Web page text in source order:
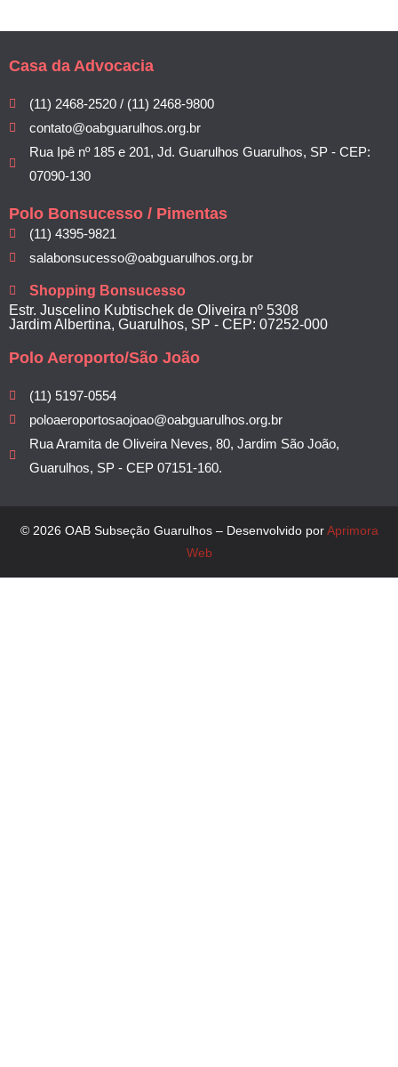
Casa da Advocacia
(11) 2468-2520 / (11) 2468-9800
contato@oabguarulhos.org.br
Rua Ipê nº 185 e 201, Jd. Guarulhos Guarulhos, SP - CEP:
07090-130
Polo Bonsucesso / Pimentas
(11) 4395-9821
salabonsucesso@oabguarulhos.org.br
Shopping Bonsucesso
Estr. Juscelino Kubtischek de Oliveira nº 5308
Jardim Albertina, Guarulhos, SP - CEP: 07252-000
Polo Aeroporto/São João
(11) 5197-0554
poloaeroportosaojoao@oabguarulhos.org.br
Rua Aramita de Oliveira Neves, 80, Jardim São João,
Guarulhos, SP - CEP 07151-160.
© 2026 OAB Subseção Guarulhos – Desenvolvido porAprimora
Web